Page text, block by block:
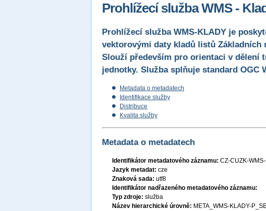
Prohlížecí služba WMS -
Prohlížecí služba WMS-KLADY je
vektorovými daty kladů listů Základních
Slouží především pro orientaci v dělení
jednotky. Služba splňuje standard OGC
Metadata o metadatech
Identifikace služby
Distribuce
Kvalita služby
Metadata o metadatech
Identifikátor metadatového záznamu: CZ-CUZK-
Jazyk metadat: cze
Znaková sada: utf8
Identifikátor nadřazeného metadatového záznamu:
Typ zdroje: služba
Název hierarchické úrovně: META_WMS-KLADY-